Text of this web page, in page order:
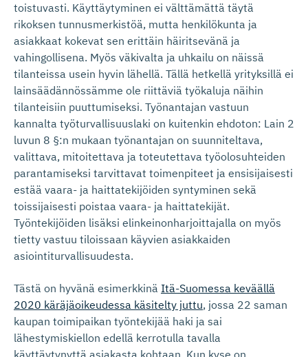
toistuvasti. Käyttäytyminen ei välttämättä täytä
rikoksen tunnusmerkistöä, mutta henkilökunta ja
asiakkaat kokevat sen erittäin häiritsevänä ja
vahingollisena. Myös väkivalta ja uhkailu on näissä
tilanteissa usein hyvin lähellä. Tällä hetkellä yrityksillä ei
lainsäädännössämme ole riittäviä työkaluja näihin
tilanteisiin puuttumiseksi. Työnantajan vastuun
kannalta työturvallisuuslaki on kuitenkin ehdoton: Lain 2
luvun 8 §:n mukaan työnantajan on suunniteltava,
valittava, mitoitettava ja toteutettava työolosuhteiden
parantamiseksi tarvittavat toimenpiteet ja ensisijaisesti
estää vaara- ja haittatekijöiden syntyminen sekä
toissijaisesti poistaa vaara- ja haittatekijät.
Työntekijöiden lisäksi elinkeinonharjoittajalla on myös
tietty vastuu tiloissaan käyvien asiakkaiden
asiointiturvallisuudesta.
Tästä on hyvänä esimerkkinä Itä-Suomessa keväällä
2020 käräjäoikeudessa käsitelty juttu, jossa 22 saman
kaupan toimipaikan työntekijää haki ja sai
lähestymiskiellon edellä kerrotulla tavalla
käyttäytynyttä asiakasta kohtaan. Kun kyse on